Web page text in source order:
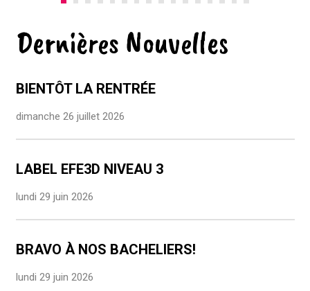
Dernières Nouvelles
BIENTÔT LA RENTRÉE
dimanche 26 juillet 2026
LABEL EFE3D NIVEAU 3
lundi 29 juin 2026
BRAVO À NOS BACHELIERS!
lundi 29 juin 2026